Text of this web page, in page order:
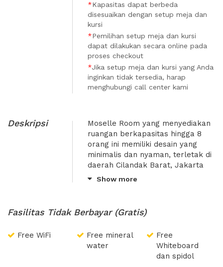
*Kapasitas dapat berbeda
disesuaikan dengan setup meja dan
kursi
*Pemilihan setup meja dan kursi
dapat dilakukan secara online pada
proses checkout
*Jika setup meja dan kursi yang Anda
inginkan tidak tersedia, harap
menghubungi call center kami
Deskripsi
Moselle Room yang menyediakan
ruangan berkapasitas hingga 8
orang ini memiliki desain yang
minimalis dan nyaman, terletak di
daerah Cilandak Barat, Jakarta
Selatan dekat Mal Cilandak Town
memberikan nuansa
profesionalitas ketika Anda
menenangkan pikiran melihat
pemandangan Ibu Kota. Gratis
WiFi, air mineral, dan papan tulis.
Show more
Fasilitas Tidak Berbayar (Gratis)
Free WiFi
Free mineral
water
Free
Whiteboard
dan spidol